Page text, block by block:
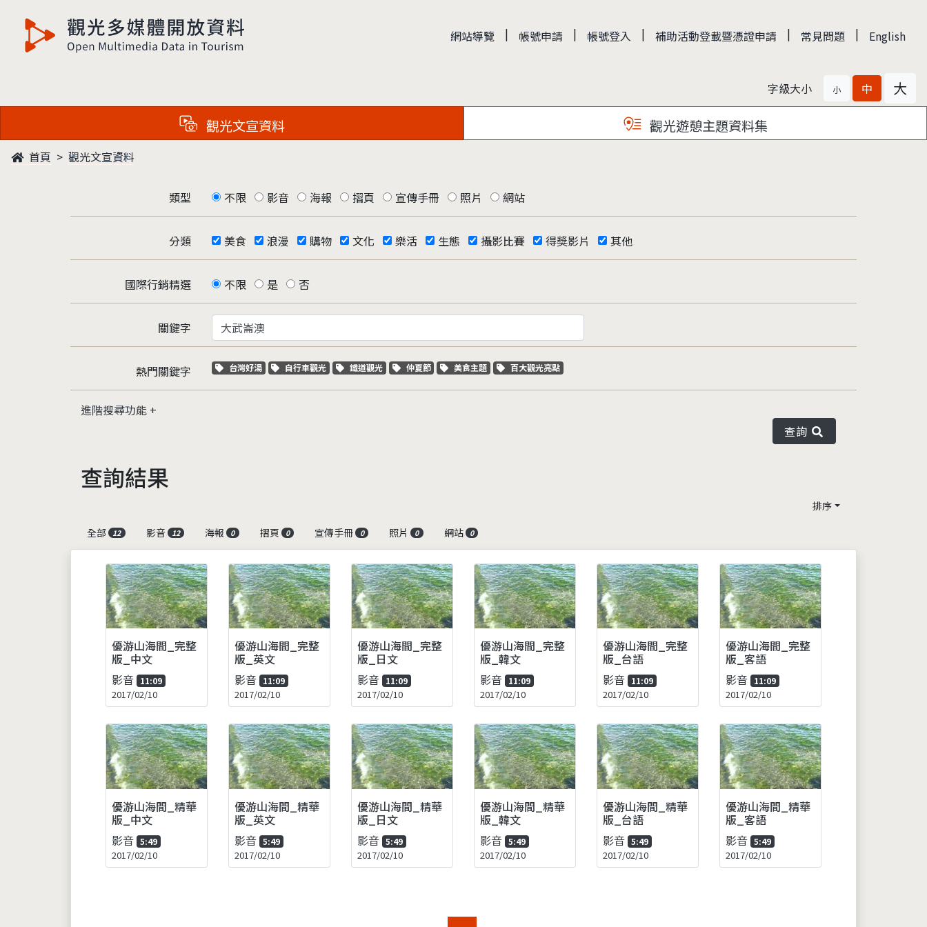
觀光多媒體開放資料 網站導覽 | 帳號申請 | 帳號登入 | 補助活動登載暨憑證申請 | 常見問題 | English
字級大小 小 中 大
觀光文宣資料 觀光遊憩主題資料集
首頁 觀光文宣資料
類型 不限 影音 海報 摺頁 宣傳手冊 照片 網站
分類 美食 浪漫 購物 文化 樂活 生態 攝影比賽 得獎影片 其他
國際行銷精選 不限 是 否
關鍵字
熱門關鍵字 關鍵字標籤
台灣好湯 關鍵字標籤
自行車觀光 關鍵字標籤
鐵道觀光 關鍵字標籤
仲夏節 關鍵字標籤
美食主題 關鍵字標籤
百大觀光亮點
進階搜尋功能
查詢
查詢結果
排序
全部
12 影音 12 海報 0 摺頁 0 宣傳手冊 0 照片 0 網站 0
優游山海間_完整
版_中文
影音 11:09
2017/02/10
優游山海間_完整
版_英文
影音 11:09
2017/02/10
優游山海間_完整
版_日文
影音 11:09
2017/02/10
優游山海間_完整
版_韓文
影音 11:09
2017/02/10
優游山海間_完整
版_台語
影音 11:09
2017/02/10
優游山海間_完整
版_客語
影音 11:09
2017/02/10
優游山海間_精華
版_中文
影音 5:49
2017/02/10
優游山海間_精華
版_英文
影音 5:49
2017/02/10
優游山海間_精華
版_日文
影音 5:49
2017/02/10
優游山海間_精華
版_韓文
影音 5:49
2017/02/10
優游山海間_精華
版_台語
影音 5:49
2017/02/10
優游山海間_精華
版_客語
影音 5:49
2017/02/10